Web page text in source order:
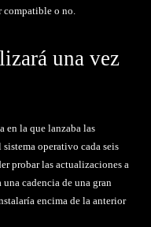
compatible o no.
una vez
en la que lanzaba las
operativo cada seis
probar las actualizaciones a
cadencia de una gran
encima de la anterior